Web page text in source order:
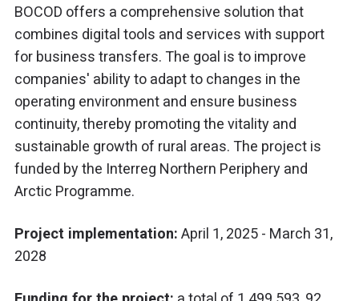
BOCOD offers a comprehensive solution that
combines digital tools and services with support
for business transfers. The goal is to improve
companies' ability to adapt to changes in the
operating environment and ensure business
continuity, thereby promoting the vitality and
sustainable growth of rural areas. The project is
funded by the Interreg Northern Periphery and
Arctic Programme.
Project implementation: April 1, 2025 - March 31,
2028